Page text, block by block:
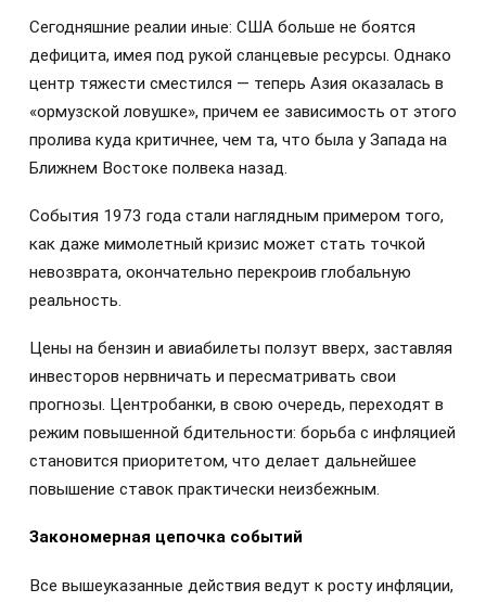
Сегодняшние реалии иные: США больше не боятся
дефицита, имея под рукой сланцевые ресурсы. Однако
центр тяжести сместился — теперь Азия оказалась в
«ормузской ловушке», причем ее зависимость от этого
пролива куда критичнее, чем та, что была у Запада на
Ближнем Востоке полвека назад.
События 1973 года стали наглядным примером того,
как даже мимолетный кризис может стать точкой
невозврата, окончательно перекроив глобальную
реальность.
Цены на бензин и авиабилеты ползут вверх, заставляя
инвесторов нервничать и пересматривать свои
прогнозы. Центробанки, в свою очередь, переходят в
режим повышенной бдительности: борьба с инфляцией
становится приоритетом, что делает дальнейшее
повышение ставок практически неизбежным.
Закономерная цепочка событий
Все вышеуказанные действия ведут к росту инфляции,